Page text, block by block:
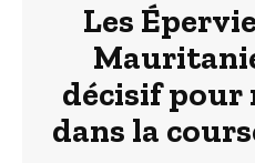
Les
décisif pour
dans la